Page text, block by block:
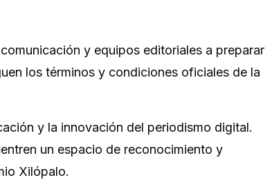
y equipos editoriales a preparar
los términos y condiciones oficiales de la
y la innovación del periodismo digital.
un espacio de reconocimiento y
Xilópalo.